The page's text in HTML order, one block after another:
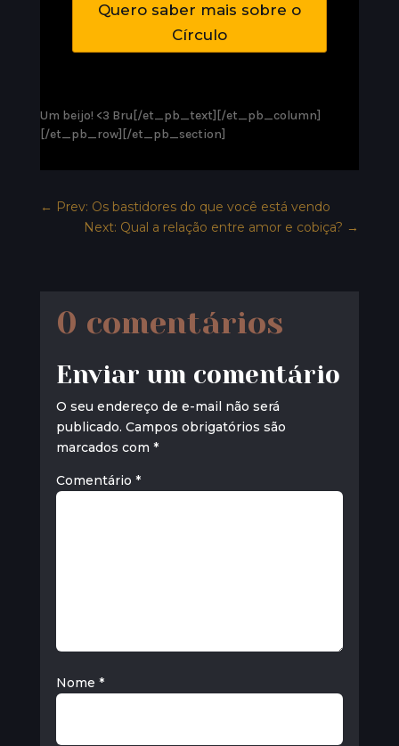
Quero saber mais sobre o
Círculo
Um beijo! <3 Bru[/et_pb_text][/et_pb_column]
[/et_pb_row][/et_pb_section]
← Prev: Os bastidores do que você está vendo
Next: Qual a relação entre amor e cobiça? →
0 comentários
Enviar um comentário
O seu endereço de e-mail não será
publicado. Campos obrigatórios são
marcados com *
Comentário *
Nome *